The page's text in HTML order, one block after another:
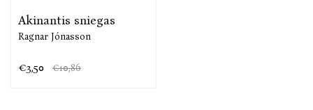
Akinantis sniegas
Ragnar Jónasson
€3,50 €10,86